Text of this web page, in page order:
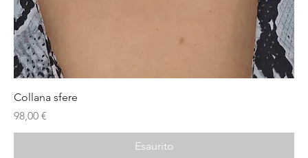
Collana sfere
Prezzo
98,00 €
Esaurito